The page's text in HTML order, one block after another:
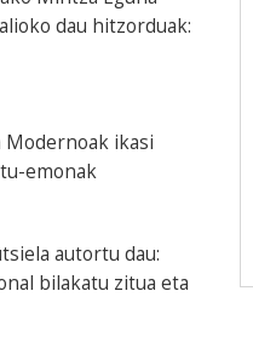
dau hitzorduak:
Modernoak ikasi
emonak
autortu dau:
bilakatu zitua eta